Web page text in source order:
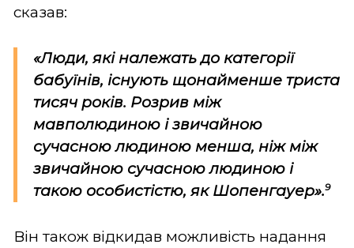
сказав:
«Люди, які належать до категорії
бабуїнів, існують щонайменше триста
тисяч років. Розрив між
мавполюдиною і звичайною
сучасною людиною менша, ніж між
звичайною сучасною людиною і
такою особистістю, як Шопенгауер».9
Він також відкидав можливість надання